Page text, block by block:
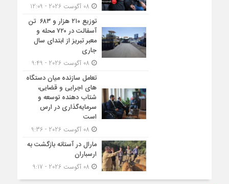
توزیع ۲۱۰ هزار و ۶۸۳ تن
آسفالت در ۷۲۰ محله و
معبر تبریز از ابتدای سال
جاری
تعامل سازنده میان دستگاه‌
های اجرایی و قضایی،
شتاب‌ دهنده توسعه و
سرمایه‌گذاری در ارس
است
مارال در آستانه بازگشت به
ارسباران